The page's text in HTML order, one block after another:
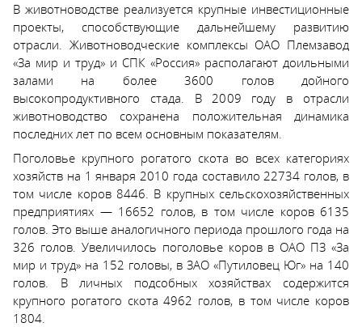
В животноводстве реализуется крупные инвестиционные
проекты, способствующие дальнейшему развитию
отрасли. Животноводческие комплексы ОАО Племзавод
«За мир и труд» и СПК «Россия» располагают доильными
залами на более 3600 голов дойного
высокопродуктивного стада. В 2009 году в отрасли
животноводство сохранена положительная динамика
последних лет по всем основным показателям.
Поголовье крупного рогатого скота во всех категориях
хозяйств на 1 января 2010 года составило 22734 голов, в
том числе коров 8446. В крупных сельскохозяйственных
предприятиях — 16652 голов, в том числе коров 6135
голов. Это выше аналогичного периода прошлого года на
326 голов. Увеличилось поголовье коров в ОАО ПЗ «За
мир и труд» на 152 головы, в ЗАО «Путиловец Юг» на 140
голов. В личных подсобных хозяйствах содержится
крупного рогатого скота 4962 голов, в том числе коров
1804.